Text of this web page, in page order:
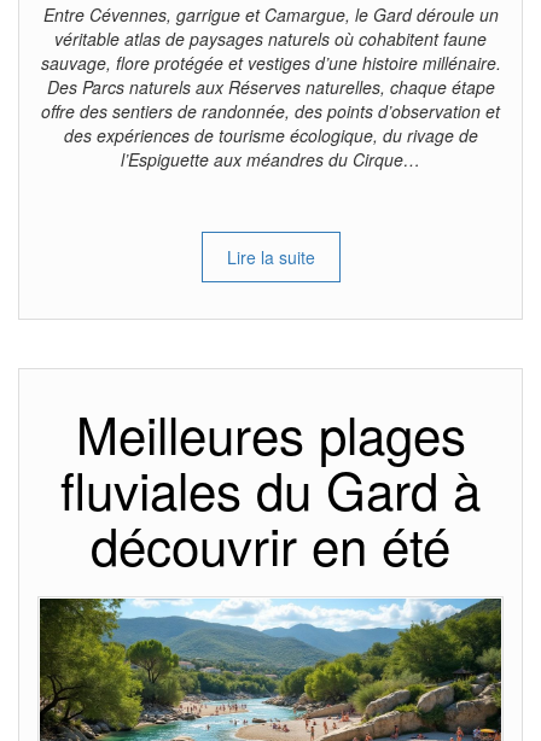
Entre Cévennes, garrigue et Camargue, le Gard déroule un
véritable atlas de paysages naturels où cohabitent faune
sauvage, flore protégée et vestiges d’une histoire millénaire.
Des Parcs naturels aux Réserves naturelles, chaque étape
offre des sentiers de randonnée, des points d’observation et
des expériences de tourisme écologique, du rivage de
l’Espiguette aux méandres du Cirque…
Lire la suite
Meilleures plages
fluviales du Gard à
découvrir en été